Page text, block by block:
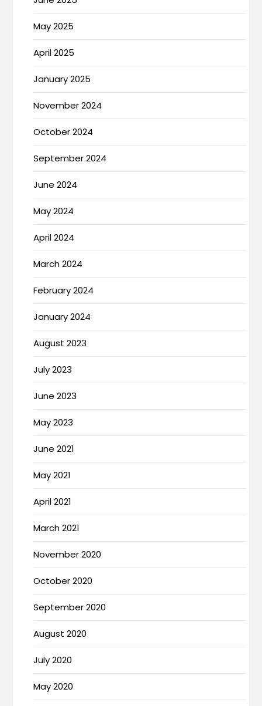
May 2025
April 2025
January 2025
November 2024
October 2024
September 2024
June 2024
May 2024
April 2024
March 2024
February 2024
January 2024
August 2023
July 2023
June 2023
May 2023
June 2021
May 2021
April 2021
March 2021
November 2020
October 2020
September 2020
August 2020
July 2020
May 2020